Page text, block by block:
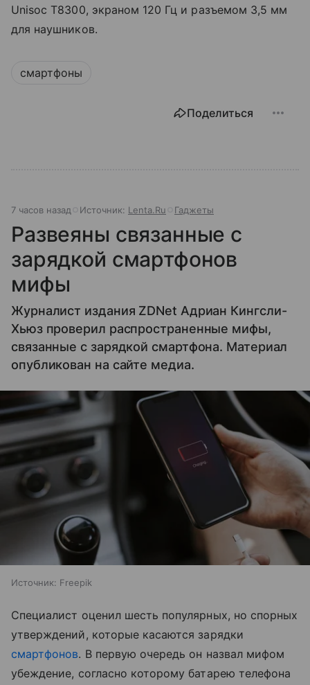
Unisoc T8300, экраном 120 Гц и разъемом 3,5 мм
для наушников.
смартфоны
Поделиться
7 часов назад Источник: Lenta.Ru Гаджеты
Развеяны связанные с
зарядкой смартфонов
мифы
Журналист издания ZDNet Адриан Кингсли-
Хьюз проверил распространенные мифы,
связанные с зарядкой смартфона. Материал
опубликован на сайте медиа.
Источник: Freepik
Специалист оценил шесть популярных, но спорных
утверждений, которые касаются зарядки
смартфонов. В первую очередь он назвал мифом
убеждение, согласно которому батарею телефона